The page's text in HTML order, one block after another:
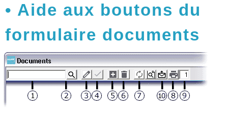
Aide aux boutons du
formulaire documents